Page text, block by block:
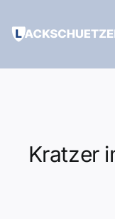
Inhalt
Kratzer